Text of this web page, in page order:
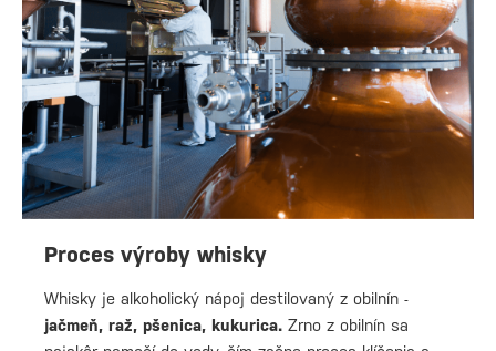
Proces výroby whisky
Whisky je alkoholický nápoj destilovaný z obilnín -
jačmeň, raž, pšenica, kukurica. Zrno z obilnín sa